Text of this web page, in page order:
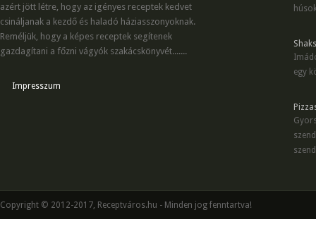
azért jött létre, hogy az igényes receptek kedvet
csináljanak a kezdő és haladó háziasszonyoknak.
Reméljük, hogy a képes receptek segítenek
gazdagítani a főzni vágyók szakácskönyvét.......
Impresszum
egy
Copyright © 2012-2017, Receptváros.hu - Minden jog fenntartva!